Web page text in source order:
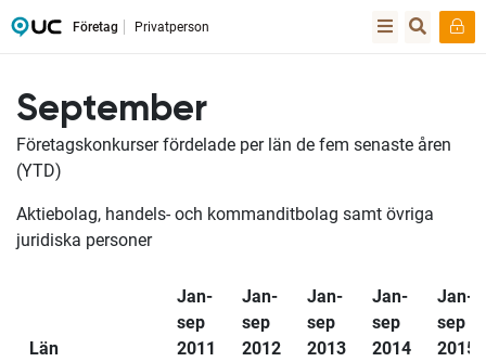
Företag Privatperson
September
Företagskonkurser fördelade per län de fem senaste åren
(YTD)
Aktiebolag, handels- och kommanditbolag samt övriga
juridiska personer
Län
Jan-
sep
2011
Jan-
sep
2012
Jan-
sep
2013
Jan-
sep
2014
Jan-
sep
2015